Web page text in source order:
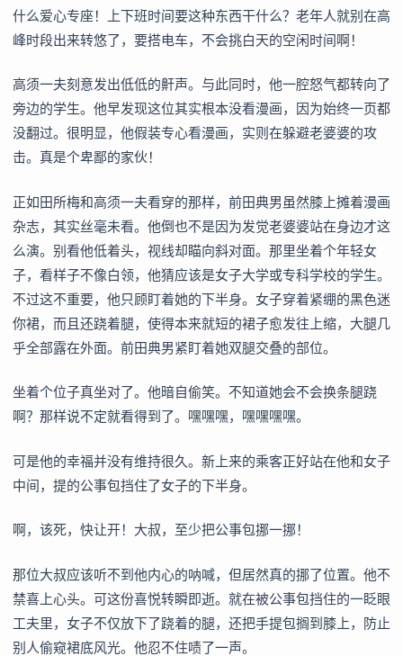
什么爱心专座！上下班时间要这种东西干什么？老年人就别在高
峰时段出来转悠了，要搭电车，不会挑白天的空闲时间啊！
高须一夫刻意发出低低的鼾声。与此同时，他一腔怒气都转向了
旁边的学生。他早发现这位其实根本没看漫画，因为始终一页都
没翻过。很明显，他假装专心看漫画，实则在躲避老婆婆的攻
击。真是个卑鄙的家伙！
正如田所梅和高须一夫看穿的那样，前田典男虽然膝上摊着漫画
杂志，其实丝毫未看。他倒也不是因为发觉老婆婆站在身边才这
么演。别看他低着头，视线却瞄向斜对面。那里坐着个年轻女
子，看样子不像白领，他猜应该是女子大学或专科学校的学生。
不过这不重要，他只顾盯着她的下半身。女子穿着紧绷的黑色迷
你裙，而且还跷着腿，使得本来就短的裙子愈发往上缩，大腿几
乎全部露在外面。前田典男紧盯着她双腿交叠的部位。
坐着个位子真坐对了。他暗自偷笑。不知道她会不会换条腿跷
啊？那样说不定就看得到了。嘿嘿嘿，嘿嘿嘿嘿。
可是他的幸福并没有维持很久。新上来的乘客正好站在他和女子
中间，提的公事包挡住了女子的下半身。
啊，该死，快让开！大叔，至少把公事包挪一挪！
那位大叔应该听不到他内心的呐喊，但居然真的挪了位置。他不
禁喜上心头。可这份喜悦转瞬即逝。就在被公事包挡住的一眨眼
工夫里，女子不仅放下了跷着的腿，还把手提包搁到膝上，防止
别人偷窥裙底风光。他忍不住啧了一声。